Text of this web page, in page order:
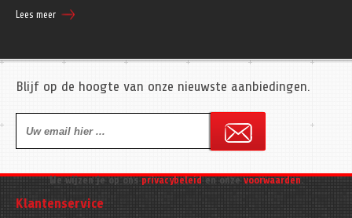
Lees meer
Blijf op de hoogte van onze nieuwste aanbiedingen.
We wijzen je op onsprivacybeleiden onzevoorwaarden.
Klantenservice